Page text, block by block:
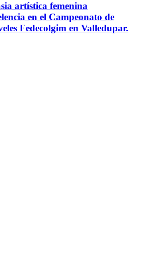
artística femenina
en el Campeonato de
Fedecolgim en Valledupar.